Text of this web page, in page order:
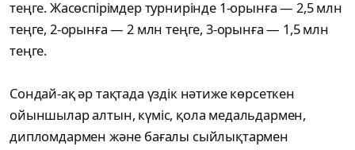
теңге. Жасөспірімдер турнирінде 1-орынға — 2,5 млн
теңге, 2-орынға — 2 млн теңге, 3-орынға — 1,5 млн
теңге.
Сондай-ақ әр тақтада үздік нәтиже көрсеткен
ойыншылар алтын, күміс, қола медальдармен,
дипломдармен және бағалы сыйлықтармен